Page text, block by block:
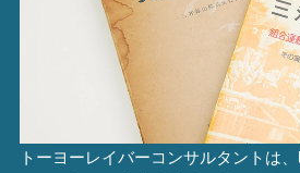
トーヨーレイバーコンサルタントは、